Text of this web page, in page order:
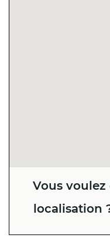
Vous voulez
localisation